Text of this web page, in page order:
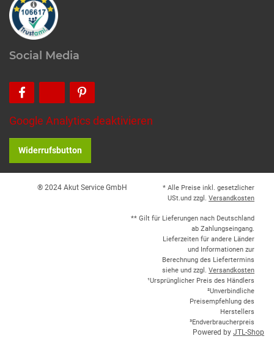
Social Media
Google Analytics deaktivieren
Widerrufsbutton
® 2024 Akut Service GmbH
* Alle Preise inkl. gesetzlicher
USt.und zzgl. Versandkosten
** Gilt für Lieferungen nach Deutschland
ab Zahlungseingang.
Lieferzeiten für andere Länder
und Informationen zur
Berechnung des Liefertermins
siehe und zzgl. Versandkosten
¹Ursprünglicher Preis des Händlers
²Unverbindliche
Preisempfehlung des
Herstellers
³Endverbraucherpreis
Powered by JTL-Shop